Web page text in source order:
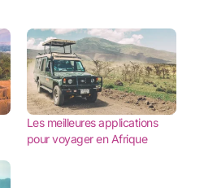
Les meilleures applications
pour voyager en Afrique